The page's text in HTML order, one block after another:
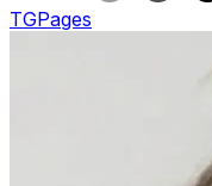
TGPages